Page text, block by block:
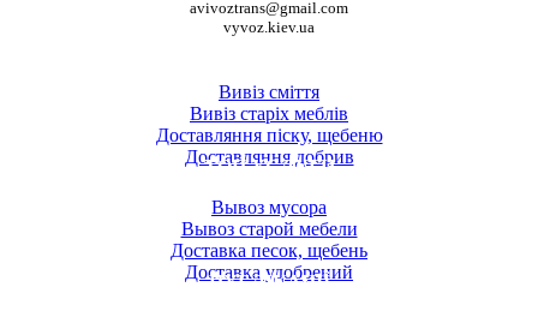
avivoztrans@gmail.com
vyvoz.kiev.ua
Вивіз сміття
Вивіз старіх меблів
Доставляння піску, щебеню
Доставляння добрив
ТОП УСЛУГИ
Вывоз мусора
Вывоз старой мебели
Доставка песок, щебень
Доставка удобрений
ПУБЛІКАЦІЇ